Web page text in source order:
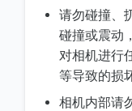
请勿碰撞、
碰撞或震动
对相机进行
等导致的损
相机内部请